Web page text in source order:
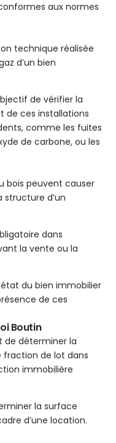
aux normes
technique réalisée
d’un bien
de vérifier la
de ces installations
comme les fuites
de carbone, ou les
bois peuvent causer
structure d’un
dans
la vente ou la
du bien immobilier
de ces
Boutin
de déterminer la
fraction de lot dans
immobilière
la surface
d’une location.